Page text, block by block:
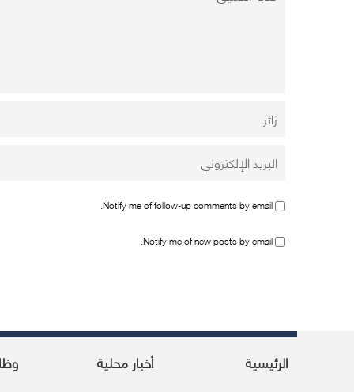
Notify me of follow-up comments by email.
Notify me of new posts by email.
الرئيسية أخبار محلية